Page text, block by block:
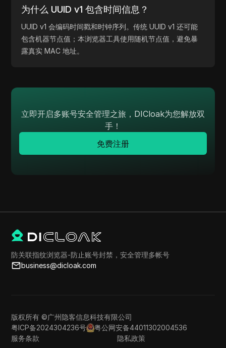
为什么 UUID v1 包含时间信息？
UUID v1 会编码时间戳和时钟序列。传统 UUID v1 还可能
包含机器节点值；本浏览器工具使用随机节点值，避免暴
露真实 MAC 地址。
立即开启多账号安全管理之旅，DICloak为您解放双
手！
免费注册
防关联指纹浏览器-防止账号封禁，安全管理多帐号
business@dicloak.com
版权所有 ©广州隐客信息科技有限公司
粤ICP备2024304236号
粤公网安备44011302004536
服务条款
隐私政策